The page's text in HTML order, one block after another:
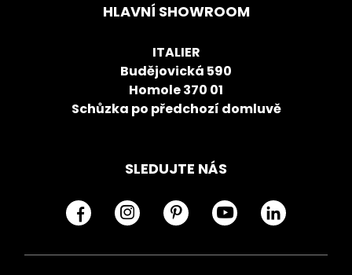
HLAVNÍ SHOWROOM
ITALIER
Budějovická 590
Homole 370 01
Schůzka po předchozí domluvě
SLEDUJTE NÁS